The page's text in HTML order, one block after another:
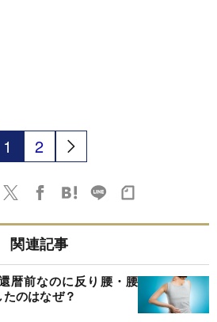
1 2
関連記事
暦前なのに反り腰・腰
のはなぜ？